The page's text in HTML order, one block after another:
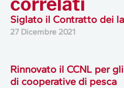
Siglato il Contratto dei
27 Dicembre 2021
Rinnovato il CCNL per
di cooperative di pesca